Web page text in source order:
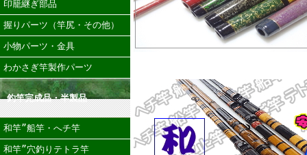
印籠継ぎ部品
握りパーツ（竿尻・その他）
小物パーツ・金具
わかさぎ竿製作パーツ
釣竿完成品・半製品
和竿”船竿・へチ竿
和竿”穴釣りテトラ竿